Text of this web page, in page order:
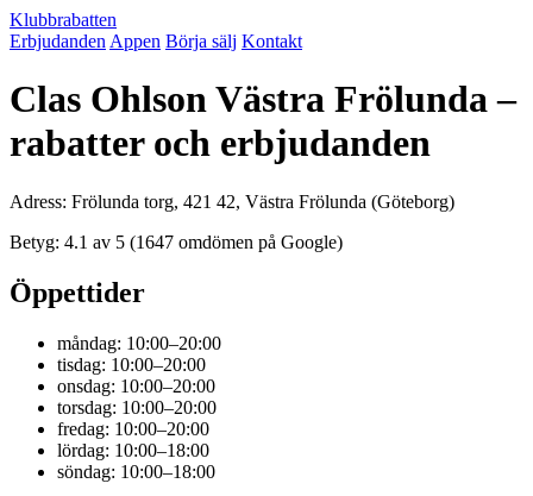
Klubbrabatten
Erbjudanden Appen Börja sälj Kontakt
Clas Ohlson Västra Frölunda –
rabatter och erbjudanden
Adress: Frölunda torg, 421 42, Västra Frölunda (Göteborg)
Betyg: 4.1 av 5 (1647 omdömen på Google)
Öppettider
måndag: 10:00–20:00
tisdag: 10:00–20:00
onsdag: 10:00–20:00
torsdag: 10:00–20:00
fredag: 10:00–20:00
lördag: 10:00–18:00
söndag: 10:00–18:00